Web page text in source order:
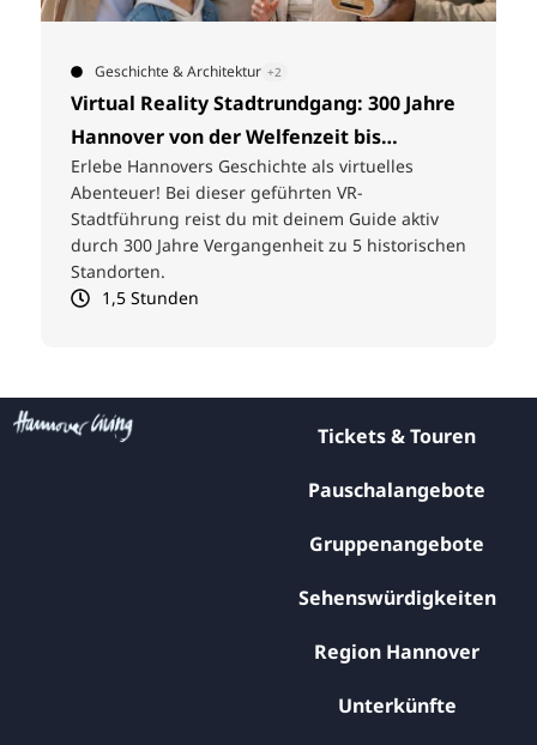
Kunst & Kultur +2
Leibniz Fahrradtour
Entdecken Sie Hannover per Fahrrad auf den
Spuren von Gottfried Wilhelm Leibniz. An
ausgewählten Stationen erleben Sie spannende
Geschichten aus seinem Leben und seinen
Ideen – inklusive Erfrischung.
3 Stunden
Tickets & Touren
Pauschalangebote
Gruppenangebote
Sehenswürdigkeiten
Region Hannover
Unterkünfte